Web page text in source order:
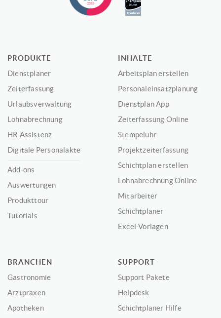
PRODUKTE
Dienstplaner
Zeiterfassung
Urlaubsverwaltung
Lohnabrechnung
HR Assistenz
Digitale Personalakte
Add-ons
Auswertungen
Produkttour
Tutorials
INHALTE
Arbeitsplan erstellen
Personaleinsatzplanung
Dienstplan App
Zeiterfassung Online
Stempeluhr
Projektzeiterfassung
Schichtplan erstellen
Lohnabrechnung Online
Mitarbeiter
Schichtplaner
Excel-Vorlagen
BRANCHEN
Gastronomie
Arztpraxen
Apotheken
SUPPORT
Support Pakete
Helpdesk
Schichtplaner Hilfe